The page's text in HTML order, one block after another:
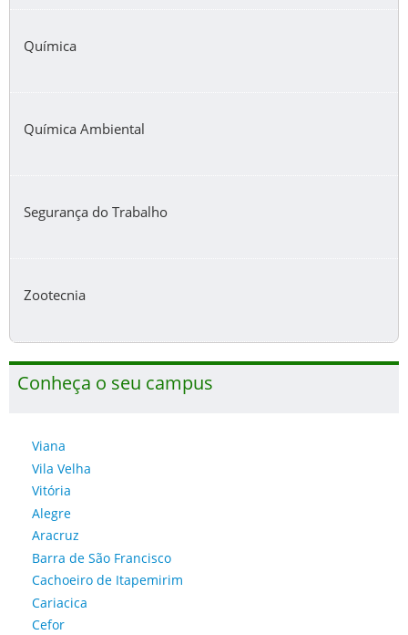
Química
Química Ambiental
Segurança do Trabalho
Zootecnia
Conheça o seu campus
Viana
Vila Velha
Vitória
Alegre
Aracruz
Barra de São Francisco
Cachoeiro de Itapemirim
Cariacica
Cefor